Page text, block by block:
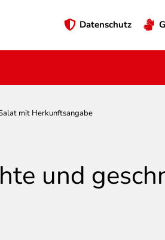
Preheader
Datenschutz
mit Herkunftsangabe
und